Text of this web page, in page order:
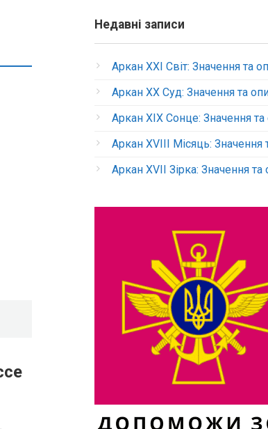
Недавні записи
Аркан XXI Світ: Значення та
Аркан XX Суд: Значення та
Аркан XIX Сонце: Значення та
Аркан XVIII Місяць: Значення
Аркан XVII Зірка: Значення та